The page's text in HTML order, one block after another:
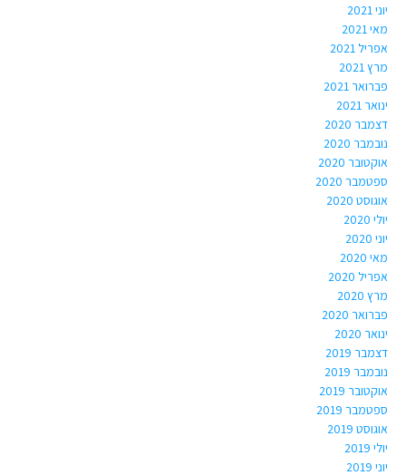
יוני 2021
מאי 2021
אפריל 2021
מרץ 2021
פברואר 2021
ינואר 2021
דצמבר 2020
נובמבר 2020
אוקטובר 2020
ספטמבר 2020
אוגוסט 2020
יולי 2020
יוני 2020
מאי 2020
אפריל 2020
מרץ 2020
פברואר 2020
ינואר 2020
דצמבר 2019
נובמבר 2019
אוקטובר 2019
ספטמבר 2019
אוגוסט 2019
יולי 2019
יוני 2019